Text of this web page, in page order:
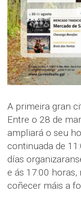
A primeira gran
Entre o 28 de
ampliará o seu
continuada de
días
e ás 17:00
coñecer máis a